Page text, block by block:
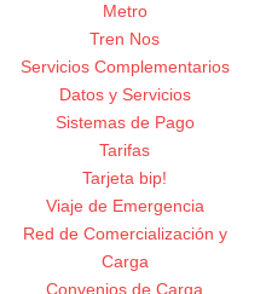
Metro
Tren Nos
Servicios Complementarios
Datos y Servicios
Sistemas de Pago
Tarifas
Tarjeta bip!
Viaje de Emergencia
Red de Comercialización y
Carga
Convenios de Carga